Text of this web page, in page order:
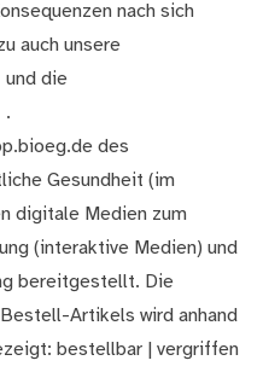
nach sich
auch unsere
und die
.
des
Gesundheit (im
digitale Medien zum
(interaktive Medien) und
bereitgestellt. Die
Artikels wird anhand
bestellbar | vergriffen